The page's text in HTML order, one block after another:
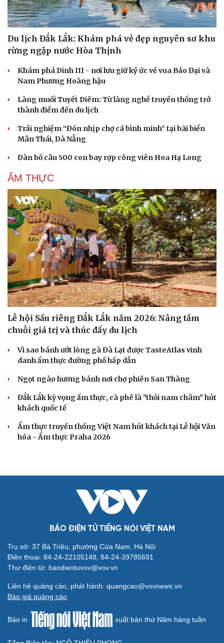
Cải chính
Du lịch Đắk Lắk: Khám phá vẻ đẹp nguyên sơ khu
rừng ngập nước Hòa Thịnh
Khám phá Dinh III - nơi lưu giữ ký ức về vua Bảo Đại và
Nam Phương Hoàng hậu
Làng muối Tuyết Diêm: Từ làng nghề truyền thống trở
thành điểm đến du lịch
Trải nghiệm “Đón nhịp chợ cá bình minh” tại bãi biển
Mân Thái, Đà Nẵng
Đàn bồ câu 500 con bay rợp công viên Hoa Hạ Long
ẨM THỰC
Lễ hội Sầu riêng Đắk Lắk năm 2026: Nâng tầm
chuỗi giá trị và thúc đẩy du lịch
Vì sao bánh ướt lòng gà Đà Lạt được TasteAtlas vinh
danh ẩm thực đường phố hấp dẫn
Ngọt ngào hương bánh nơi chợ phiên San Thàng
Đắk Lắk kỳ vọng ẩm thực, cà phê là "thỏi nam châm" hút
khách quốc tế
Ẩm thực truyền thống Việt Nam hút khách tại Lễ hội Văn
hóa - Ẩm thực Praha 2026
BÁO ĐIỆN TỬ TIẾNG NÓI VIỆT NAM
Trụ sở: 37 Bà Triệu, phường Cửa Nam, Hà Nội
Điện thoại: 84-24-22105148, 84-24-39785691
Thư điện tử: baodientuvov@vov.vn
Liên hệ quảng cáo, phát hành: quangcao@vovnews.vn
Báo giá quảng cáo
Báo in xuất bản thứ Năm hàng tuần